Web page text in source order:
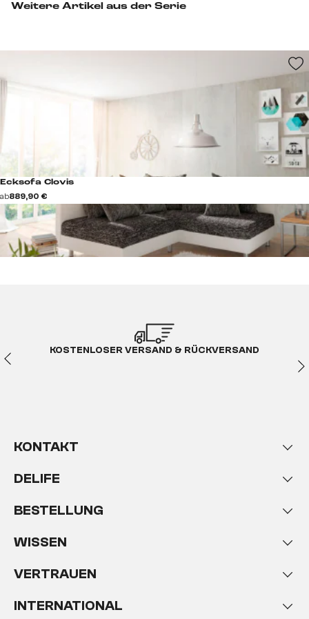
Weitere Artikel aus der Serie
Ecksofa Clovis
ab889,90 €
KOSTENLOSER VERSAND & RÜCKVERSAND
KONTAKT
DELIFE
BESTELLUNG
WISSEN
VERTRAUEN
INTERNATIONAL